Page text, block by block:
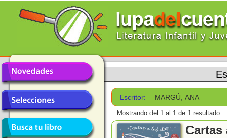
Escritor: MARGÚ, ANA
Mostrando del 1 al 1 de 1 resultado.
Cartas